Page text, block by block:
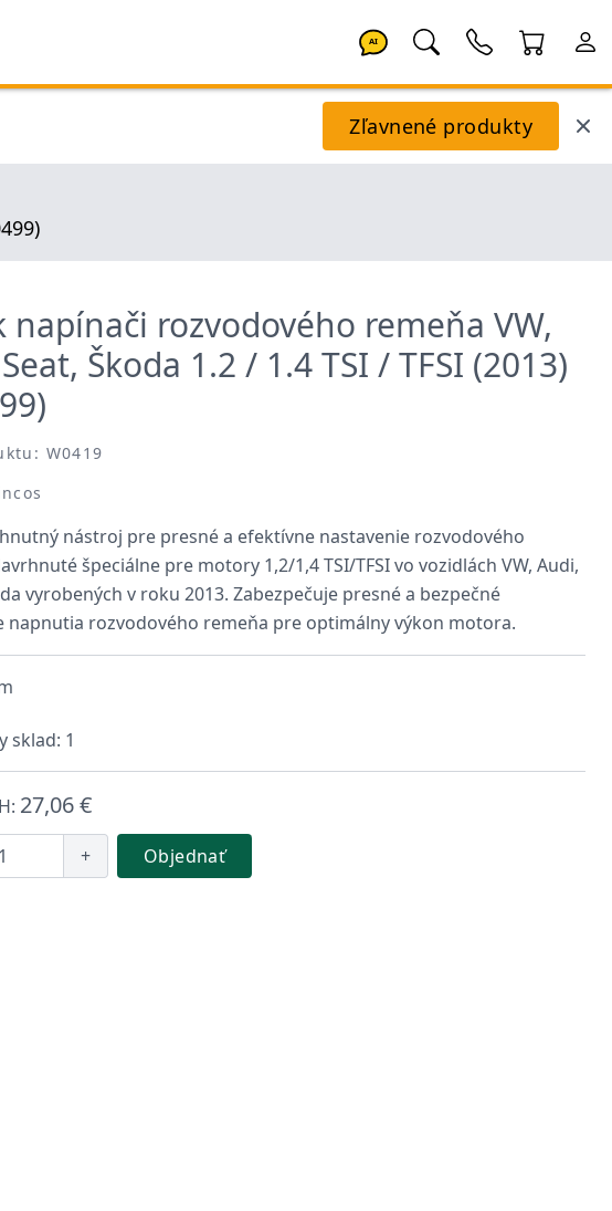
AI
Zľavnené produkty
napínači rozvodového remeňa VW,
Škoda 1.2 / 1.4 TSI / TFSI (2013)
W0419
nástroj pre presné a efektívne nastavenie rozvodového
špeciálne pre motory 1,2/1,4 TSI/TFSI vo vozidlách VW, Audi,
vyrobených v roku 2013. Zabezpečuje presné a bezpečné
napnutia rozvodového remeňa pre optimálny výkon motora.
sklad: 1
27,06 €
+ Objednať